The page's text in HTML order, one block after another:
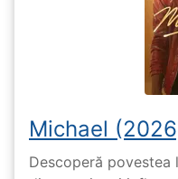
Michael
Descoperă povestea